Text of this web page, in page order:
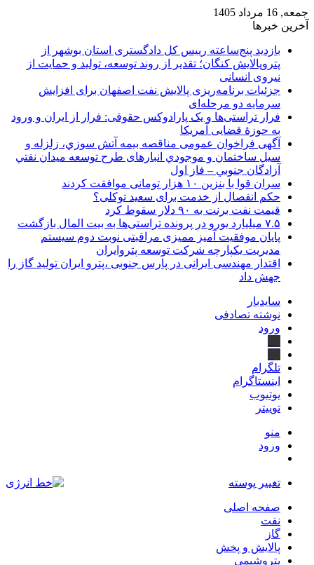
جمعه, 16 مرداد 1405
آخرین خبرها
بازدید پنج‌ساعته رییس کل دادگستری استان بوشهر از
پتروپالایش کنگان؛ تقدیر از روند توسعه، تولید و حمایت از
نیروی انسانی
جزئیات برنامه‌ریزی پالایش نفت اصفهان برای افزایش
سرمایه دو مرحله‌ای
فرار تراستی‌ها و یک پارادوکس حقوقی: فرار از ایران و ورود
به حوزۀ قضایی آمریکا
آگهی فراخوان عمومی مناقصه بيمه آتش سوزي، زلزله و
سیل ساختمان و موجودي انبارهای طرح توسعه ميدان نفتي
آزادگان جنوبي – فاز اول
سران قوا با بنزین ۱۰ هزار تومانی موافقت کردند
حکم انفصال از خدمت برای سعید توکلی؟
قیمت نفت برنت به ۹۰ دلار سقوط کرد
۷.۵ میلیارد یورو در پرونده تراستی‌ها به بیت المال بازگشت
پایان موفقیت آمیز ممیزی مراقبتی نوبت دوم سیستم
مدیریت یکپارچه شرکت توسعه پتروایران
اقتدار مهندسی ایرانی در پارس جنوبی ،پترو ایران تولید گاز را
جهش داد
سایدبار
نوشته تصادفی
ورود
تلگرام
اینستاگرام
یوتیوب
توییتر
منو
ورود
تغییر پوسته
صفحه اصلی
نفت
گاز
پالایش و پخش
پتروشیمی